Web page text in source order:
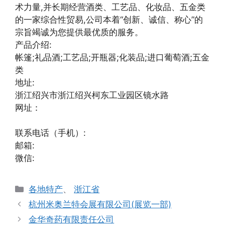
术力量,并长期经营酒类、工艺品、化妆品、五金类
的一家综合性贸易,公司本着“创新、诚信、称心”的
宗旨竭诚为您提供最优质的服务。
产品介绍:
帐篷;礼品酒;工艺品;开瓶器;化装品;进口葡萄酒;五金
类
地址:
浙江绍兴市浙江绍兴柯东工业园区镜水路
网址：
联系电话（手机）:
邮箱:
微信:
分
类
各地特产、浙江省
杭州米奥兰特会展有限公司(展览一部)
金华奇药有限责任公司